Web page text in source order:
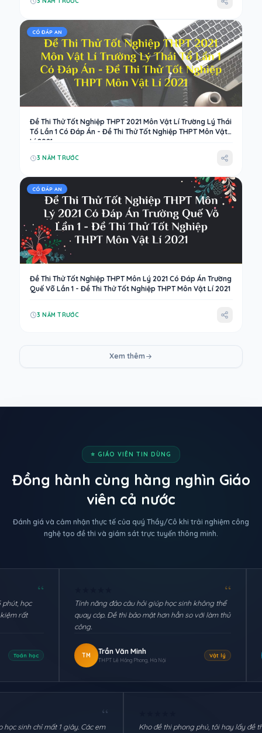
CÓ ĐÁP AN
Đề Thi Thử Tốt Nghiệp THPT 2021 Môn Vật Lí Trường Lý Thái
Tổ Lần 1 Có Đáp Án - Đề Thi Thử Tốt Nghiệp THPT Môn Vật
Lí 2021
3 NĂM TRƯỚC
CÓ ĐÁP AN
Đề Thi Thử Tốt Nghiệp THPT Môn Lý 2021 Có Đáp Án Trường
Quế Võ Lần 1 - Đề Thi Thử Tốt Nghiệp THPT Môn Vật Lí 2021
3 NĂM TRƯỚC
Xem thêm
⭐ GIÁO VIÊN TIN DÙNG
Đồng hành cùng hàng nghìn Giáo
viên cả nước
Đánh giá và cảm nhận thực tế của quý Thầy/Cô khi trải nghiệm công
nghệ tạo đề thi và giám sát trực tuyến thông minh.
★★
Tính năng đảo câu hỏi giúp học sinh không thể
quay cóp. Đề thi bảo mật hơn hẳn so với làm thủ
TM Trần Văn Minh
THPT Lê Hồng Phong, Hà Nội
★★
Import đề từ
hỏi vào là hệ
MA Lê Thị
THCS
Chia sẻ link cho học sinh chỉ mất 1 giây. Các em
Kho đề thi phong